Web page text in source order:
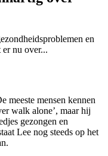
en
nu over...
meeste mensen kennen
walk alone’, maar hij
gezongen en
Lee nog steeds op het